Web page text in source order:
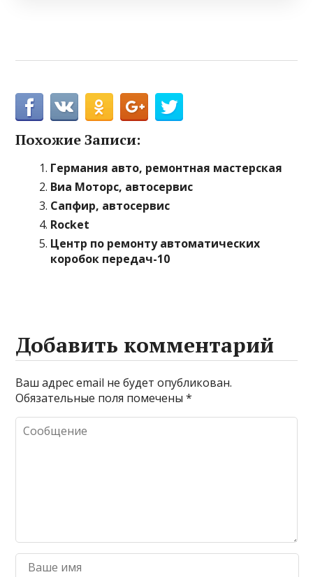
Похожие Записи:
Германия авто, ремонтная мастерская
Виа Моторс, автосервис
Сапфир, автосервис
Rocket
Центр по ремонту автоматических
коробок передач-10
Добавить комментарий
Ваш адрес email не будет опубликован.
Обязательные поля помечены*